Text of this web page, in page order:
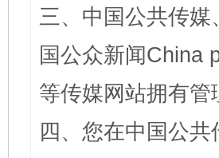
三、中国公共传
国公众新闻China
等传媒网站拥有
四、您在中国公